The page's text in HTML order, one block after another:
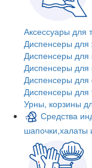
Аксессуары для
Диспенсеры для
Диспенсеры для
Диспенсеры для
Диспенсеры для
Диспенсеры для
Урны, корзины
Средства
шапочки,халаты